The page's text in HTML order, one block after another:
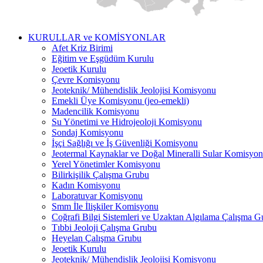
KURULLAR ve KOMİSYONLAR
Afet Kriz Birimi
Eğitim ve Eşgüdüm Kurulu
Jeoetik Kurulu
Çevre Komisyonu
Jeoteknik/ Mühendislik Jeolojisi Komisyonu
Emekli Üye Komisyonu (jeo-emekli)
Madencilik Komisyonu
Su Yönetimi ve Hidrojeoloji Komisyonu
Sondaj Komisyonu
İşçi Sağlığı ve İş Güvenliği Komisyonu
Jeotermal Kaynaklar ve Doğal Mineralli Sular
Yerel Yönetimler Komisyonu
Bilirkişilik Çalışma Grubu
Kadın Komisyonu
Laboratuvar Komisyonu
Smm İle İlişkiler Komisyonu
Coğrafi Bilgi Sistemleri ve Uzaktan Algılama Çalışma
Tıbbi Jeoloji Çalışma Grubu
Heyelan Çalışma Grubu
Jeoetik Kurulu
Jeoteknik/ Mühendislik Jeolojisi Komisyonu